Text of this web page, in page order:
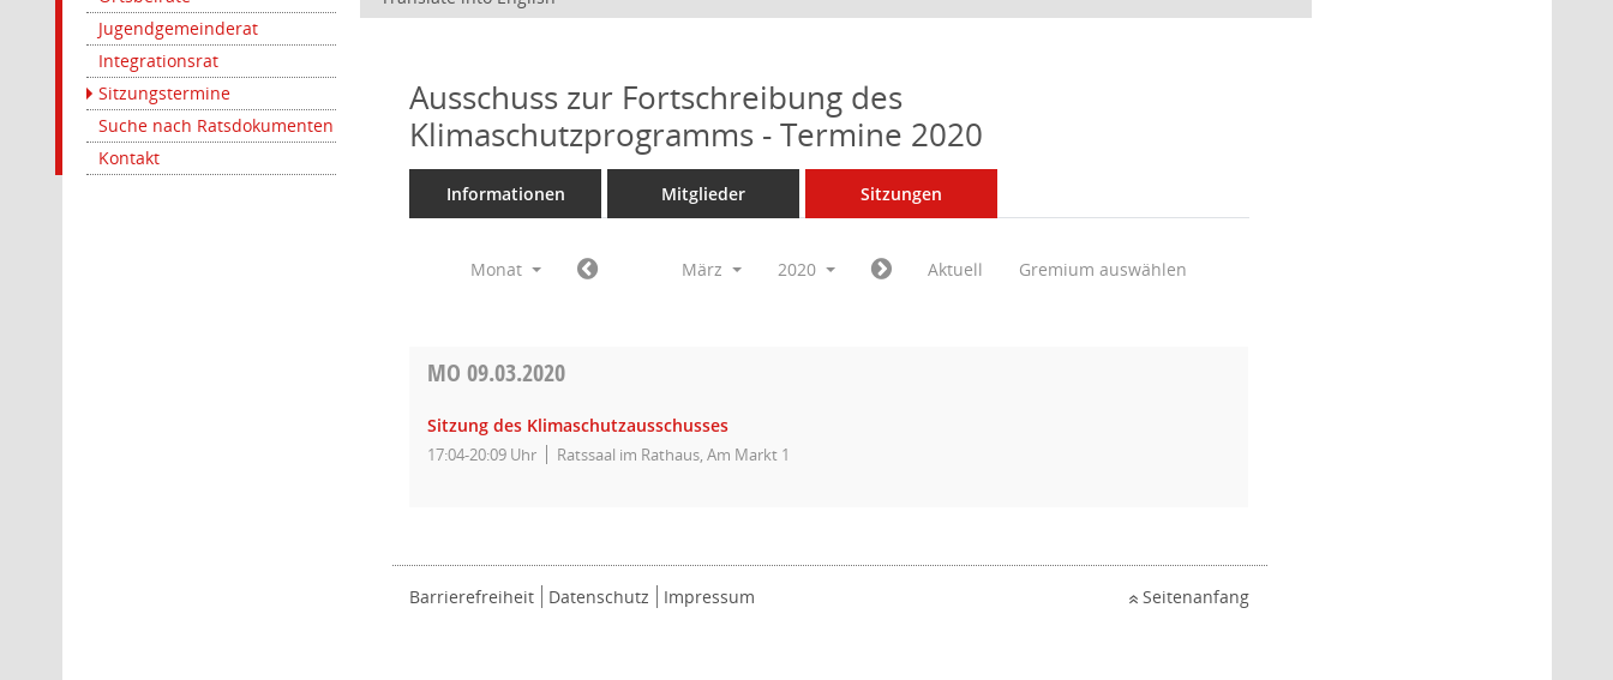
Jugendgemeinderat
Integrationsrat
Sitzungstermine
Suche nach Ratsdokumenten
Kontakt
Ausschuss zur Fortschreibung des
Klimaschutzprogramms - Termine 2020
Informationen Mitglieder Sitzungen
Monat März 2020 Aktuell Gremium auswählen
MO09.03.2020
Sitzung des Klimaschutzausschusses
17:04-20:09 Uhr Ratssaal im Rathaus, Am Markt 1
Barrierefreiheit Datenschutz Impressum Seitenanfang